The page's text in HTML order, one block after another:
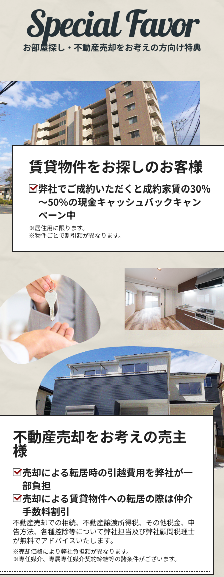
Special Favor
お部屋探し・不動産売却をお考えの方向け特典
賃貸物件をお探しのお客様
弊社でご成約いただくと成約家賃の30％
～50％の現金キャッシュバックキャン
ペーン中
※居住用に限ります。
※物件ごとで割引額が異なります。
不動産売却をお考えの売主
様
売却による転居時の引越費用を弊社が一
部負担
売却による賃貸物件への転居の際は仲介
手数料割引
不動産売却での相続、不動産譲渡所得税、その他税金、申
告方法、各種控除等について弊社担当及び弊社顧問税理士
が無料でアドバイスいたします。
※売却価格により弊社負担額が異なります。
※専任媒介、専属専任媒介契約締結等の諸条件がございます。